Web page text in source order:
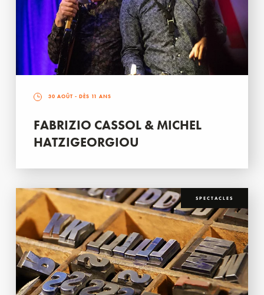
30 AOÛT - DÈS 11 ANS
FABRIZIO CASSOL & MICHEL
HATZIGEORGIOU
SPECTACLES